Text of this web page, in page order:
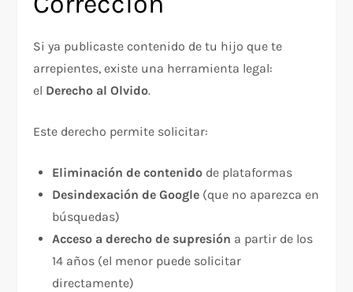
Si ya publicaste contenido de tu hijo que te
arrepientes, existe una herramienta legal:
el Derecho al Olvido.​
Este derecho permite solicitar:
Eliminación de contenido de plataformas
Desindexación de Google (que no aparezca en
búsquedas)
Acceso a derecho de supresión a partir de los
14 años (el menor puede solicitar
directamente)